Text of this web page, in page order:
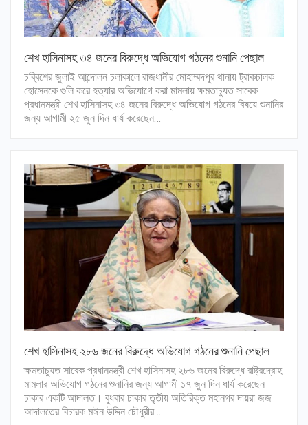
শেখ হাসিনাসহ ৩৪ জনের বিরুদ্ধে অভিযোগ গঠনের শুনানি পেছাল
চব্বিশের জুলাই আন্দোলন চলাকালে রাজধানীর মোহাম্মদপুর থানায় ট্রাকচালক
হোসেনকে গুলি করে হত্যার অভিযোগে করা মামলায় ক্ষমতাচ্যুত সাবেক
প্রধানমন্ত্রী শেখ হাসিনাসহ ৩৪ জনের বিরুদ্ধে অভিযোগ গঠনের বিষয়ে শুনানির
জন্য আগামী ২৫ জুন দিন ধার্য করেছেন…
শেখ হাসিনাসহ ২৮৬ জনের বিরুদ্ধে অভিযোগ গঠনের শুনানি পেছাল
ক্ষমতাচ্যুত সাবেক প্রধানমন্ত্রী শেখ হাসিনাসহ ২৮৬ জনের বিরুদ্ধে রাষ্ট্রদ্রোহ
মামলার অভিযোগ গঠনের শুনানির জন্য আগামী ১৭ জুন দিন ধার্য করেছেন
ঢাকার একটি আদালত। বুধবার ঢাকার তৃতীয় অতিরিক্ত মহানগর দায়রা জজ
আদালতের বিচারক মঈন উদ্দিন চৌধুরীর…